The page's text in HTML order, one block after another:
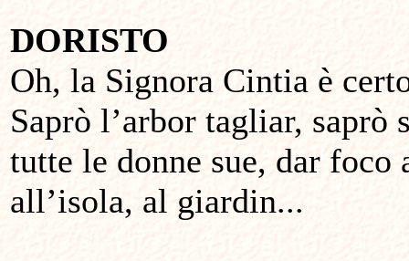
DORISTO
Oh, la Signora Cintia è
Saprò l’arbor tagliar, saprò
tutte le donne sue, dar foco
all’isola, al giardin...